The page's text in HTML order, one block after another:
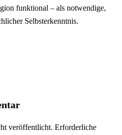
funktional – als notwendige,
Selbsterkenntnis.
veröffentlicht. Erforderliche